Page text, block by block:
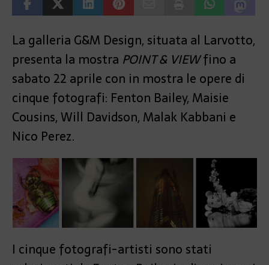
La galleria G&M Design, situata al Larvotto,
presenta la mostra POINT & VIEWfino a
sabato 22 aprile con in mostra le opere di
cinque fotografi: Fenton Bailey, Maisie
Cousins, Will Davidson, Malak Kabbani e
Nico Perez.
I cinque fotografi-artisti sono stati